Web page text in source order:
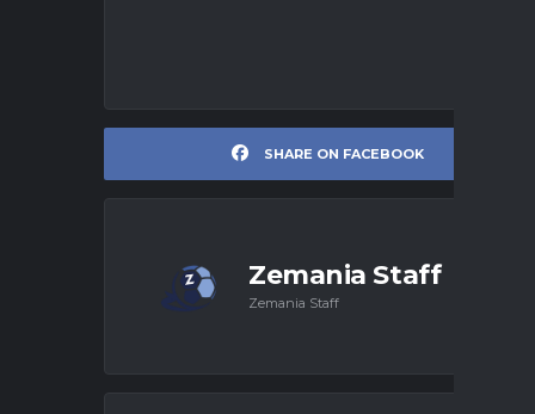
SHARE ON FACEBOOK
Zemania Staff
Zemania Staff